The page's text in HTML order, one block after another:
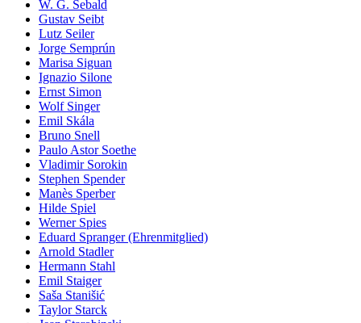
W. G. Sebald
Gustav Seibt
Lutz Seiler
Jorge Semprún
Marisa Siguan
Ignazio Silone
Ernst Simon
Wolf Singer
Emil Skála
Bruno Snell
Paulo Astor Soethe
Vladimir Sorokin
Stephen Spender
Manès Sperber
Hilde Spiel
Werner Spies
Eduard Spranger (Ehrenmitglied)
Arnold Stadler
Hermann Stahl
Emil Staiger
Saša Stanišić
Taylor Starck